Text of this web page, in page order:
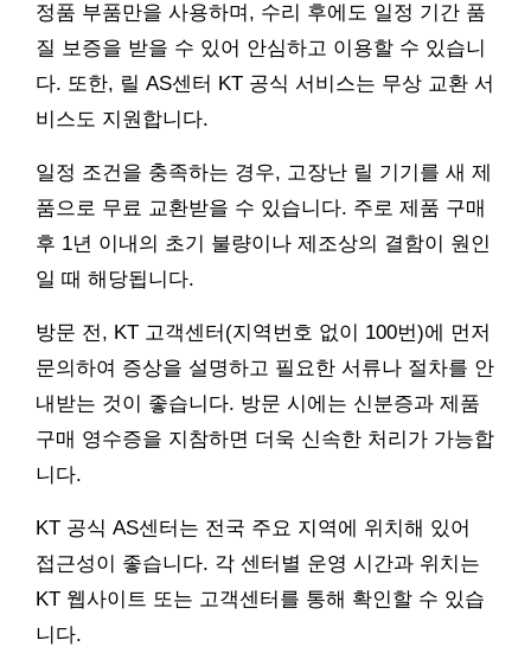
정품 부품만을 사용하며, 수리 후에도 일정 기간 품
질 보증을 받을 수 있어 안심하고 이용할 수 있습니
다. 또한, 릴 AS센터 KT 공식 서비스는 무상 교환 서
비스도 지원합니다.
일정 조건을 충족하는 경우, 고장난 릴 기기를 새 제
품으로 무료 교환받을 수 있습니다. 주로 제품 구매
후 1년 이내의 초기 불량이나 제조상의 결함이 원인
일 때 해당됩니다.
방문 전, KT 고객센터(지역번호 없이 100번)에 먼저
문의하여 증상을 설명하고 필요한 서류나 절차를 안
내받는 것이 좋습니다. 방문 시에는 신분증과 제품
구매 영수증을 지참하면 더욱 신속한 처리가 가능합
니다.
KT 공식 AS센터는 전국 주요 지역에 위치해 있어
접근성이 좋습니다. 각 센터별 운영 시간과 위치는
KT 웹사이트 또는 고객센터를 통해 확인할 수 있습
니다.